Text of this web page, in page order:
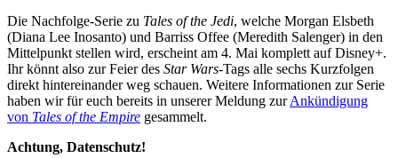
Die Nachfolge-Serie zu Tales of the Jedi, welche Morgan Elsbeth
(Diana Lee Inosanto) und Barriss Offee (Meredith Salenger) in den
Mittelpunkt stellen wird, erscheint am 4. Mai komplett auf Disney+.
Ihr könnt also zur Feier des Star Wars-Tags alle sechs Kurzfolgen
direkt hintereinander weg schauen. Weitere Informationen zur Serie
haben wir für euch bereits in unserer Meldung zurAnkündigung
von Tales of the Empire gesammelt.
Achtung, Datenschutz!